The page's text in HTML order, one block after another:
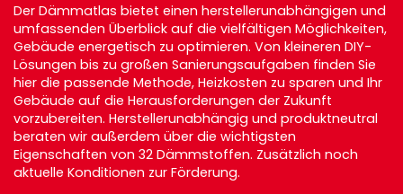
Der Dämmatlas bietet einen herstellerunabhängigen und
umfassenden Überblick auf die vielfältigen Möglichkeiten,
Gebäude energetisch zu optimieren. Von kleineren DIY-
Lösungen bis zu großen Sanierungsaufgaben finden Sie
hier die passende Methode, Heizkosten zu sparen und Ihr
Gebäude auf die Herausforderungen der Zukunft
vorzubereiten. Herstellerunabhängig und produktneutral
beraten wir außerdem über die wichtigsten
Eigenschaften von 32 Dämmstoffen. Zusätzlich noch
aktuelle Konditionen zur Förderung.